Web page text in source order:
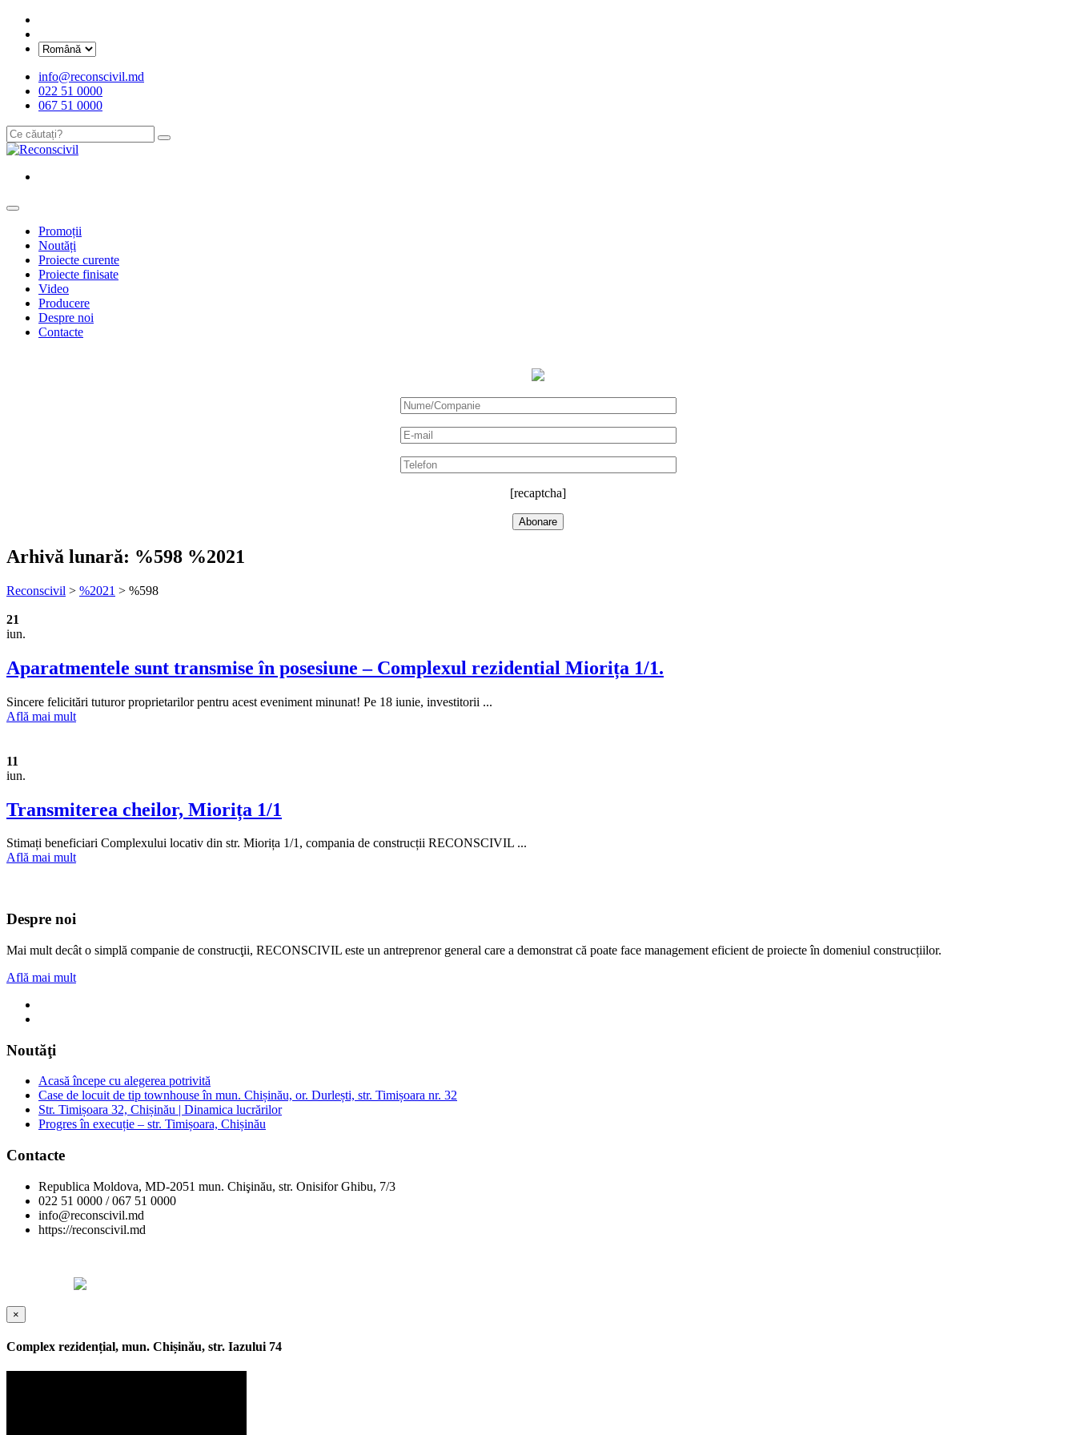
info@reconscivil.md
022 51 0000
067 51 0000
Promoții
Noutăți
Proiecte curente
Proiecte finisate
Video
Producere
Despre noi
Contacte
[recaptcha]
Arhivă lunară: %598 %2021
Reconscivil > %2021 > %598
21
iun.
Aparatmentele sunt transmise în posesiune – Complexul rezidential Miorița 1/1.
Sincere felicitări tuturor proprietarilor pentru acest eveniment minunat! Pe 18 iunie, investitorii ...
Află mai mult
11
iun.
Transmiterea cheilor, Miorița 1/1
Stimați beneficiari Complexului locativ din str. Miorița 1/1, сompania de construcții RECONSCIVIL ...
Află mai mult
Despre noi
Mai mult decât o simplă companie de construcţii, RECONSCIVIL este un antreprenor general care a demonstrat că poate face management eficient de proiecte în domeniul construcțiilor.
Află mai mult
Noutăţi
Acasă începe cu alegerea potrivită
Case de locuit de tip townhouse în mun. Chișinău, or. Durlești, str. Timișoara nr. 32
Str. Timișoara 32, Chișinău | Dinamica lucrărilor
Progres în execuție – str. Timișoara, Chișinău
Contacte
Republica Moldova, MD-2051 mun. Chişinău, str. Onisifor Ghibu, 7/3
022 51 0000 / 067 51 0000
info@reconscivil.md
https://reconscivil.md
×
Complex rezidențial, mun. Chișinău, str. Iazului 74